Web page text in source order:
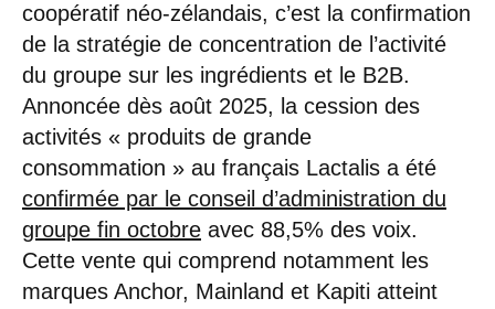
coopératif néo-zélandais, c’est la confirmation
de la stratégie de concentration de l’activité
du groupe sur les ingrédients et le B2B.
Annoncée dès août 2025, la cession des
activités « produits de grande
consommation » au français Lactalis a été
confirmée par le conseil d’administration du
groupe fin octobre avec 88,5% des voix.
Cette vente qui comprend notamment les
marques Anchor, Mainland et Kapiti atteint